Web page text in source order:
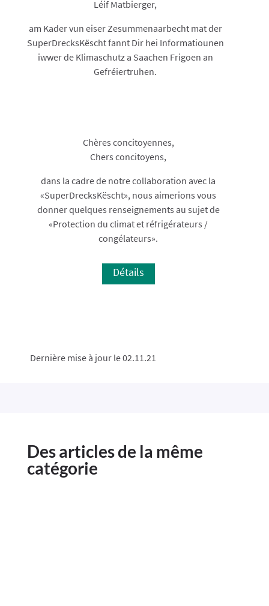
Léif Matbierger,
am Kader vun eiser Zesummenaarbecht mat der
SuperDrecksKëscht fannt Dir hei Informatiounen
iwwer de Klimaschutz a Saachen Frigoen an
Gefréiertruhen.
Chères concitoyennes,
Chers concitoyens,
dans la cadre de notre collaboration avec la
«SuperDrecksKëscht», nous aimerions vous
donner quelques renseignements au sujet de
«Protection du climat et réfrigérateurs /
congélateurs».
Détails
Dernière mise à jour le 02.11.21
Des articles de la même
catégorie